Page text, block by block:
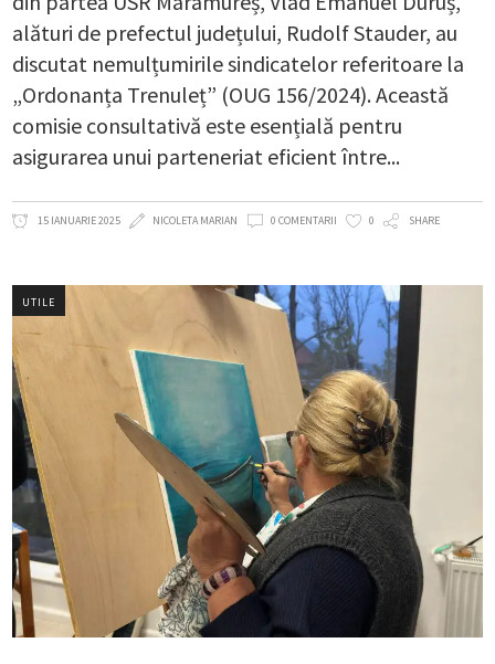
alături de prefectul județului, Rudolf Stauder, au
discutat nemulțumirile sindicatelor referitoare la
„Ordonanța Trenuleț” (OUG 156/2024). Această
comisie consultativă este esențială pentru
asigurarea unui parteneriat eficient între
15 IANUARIE 2025 NICOLETA MARIAN 0 COMENTARII 0 SHARE
UTILE